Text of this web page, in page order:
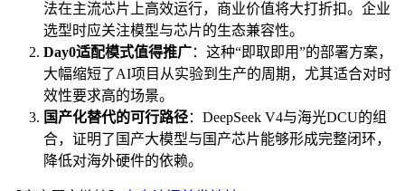
法在主流芯片上高效运行，商业价值将大打折扣。企业
选型时应关注模型与芯片的生态兼容性。
Day0适配模式值得推广：这种“即取即用”的部署方案，
大幅缩短了AI项目从实验到生产的周期，尤其适合对时
效性要求高的场景。
国产化替代的可行路径：DeepSeek V4与海光DCU的组
合，证明了国产大模型与国产芯片能够形成完整闭环，
降低对海外硬件的依赖。